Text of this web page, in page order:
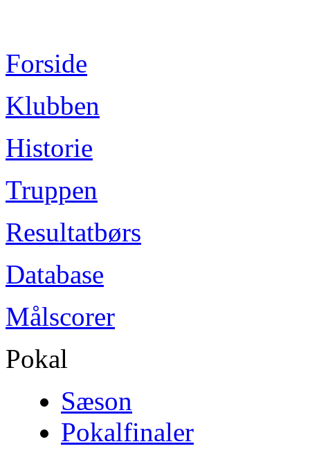
Forside
Klubben
Historie
Truppen
Resultatbørs
Database
Målscorer
Pokal
Sæson
Pokalfinaler